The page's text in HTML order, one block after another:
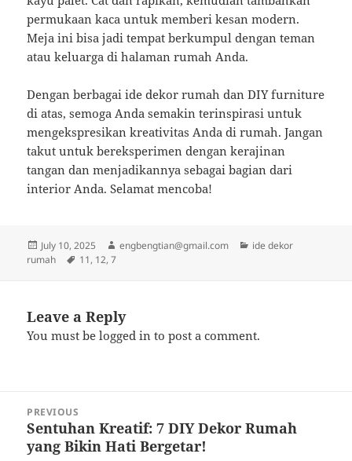
permukaan kaca untuk memberi kesan modern.
Meja ini bisa jadi tempat berkumpul dengan teman
atau keluarga di halaman rumah Anda.
Dengan berbagai ide dekor rumah dan DIY furniture
di atas, semoga Anda semakin terinspirasi untuk
mengekspresikan kreativitas Anda di rumah. Jangan
takut untuk bereksperimen dengan kerajinan
tangan dan menjadikannya sebagai bagian dari
interior Anda. Selamat mencoba!
Posted
on
July 10, 2025 Author
engbengtian@gmail.com Categories
ide dekor
rumah
Tags
11, 12,7
Leave a Reply
You must belogged in to post a comment.
navigation
PREVIOUS
Previous
post:
Sentuhan Kreatif: 7 DIY Dekor Rumah
yang Bikin Hati Bergetar!